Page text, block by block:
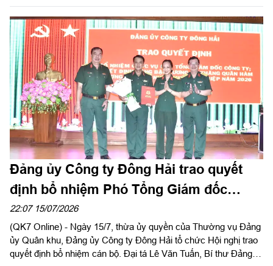
thương binh, bệnh binh nhân kỷ niệm 79 năm ngày Thương
binh - Liệt sĩ (27/7/1947 – 27/7/2026).
Đảng ủy Công ty Đông Hải trao quyết
định bổ nhiệm Phó Tổng Giám đốc
Công ty
22:07 15/07/2026
(QK7 Online) - Ngày 15/7, thừa ủy quyền của Thường vụ Đảng
ủy Quân khu, Đảng ủy Công ty Đông Hải tổ chức Hội nghị trao
quyết định bổ nhiệm cán bộ. Đại tá Lê Văn Tuấn, Bí thư Đảng